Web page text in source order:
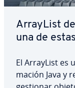
ArrayList
una de
El ArrayList
ma­ción Java y